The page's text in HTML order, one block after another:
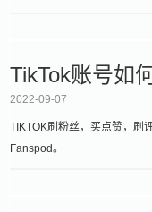
TikTok账号如
2022-09-07
TIKTOK刷粉丝，买点赞，刷
Fanspod。